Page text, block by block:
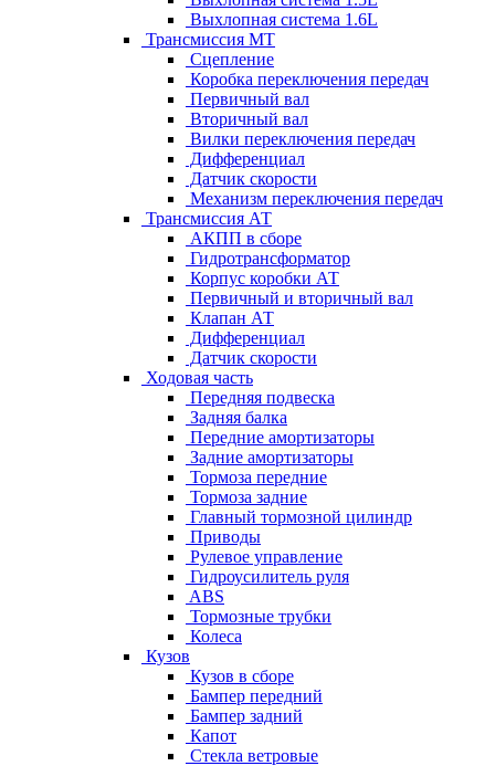
Выхлопная система 1.6L
Трансмиссия МТ
Сцепление
Коробка переключения передач
Первичный вал
Вторичный вал
Вилки переключения передач
Дифференциал
Датчик скорости
Механизм переключения передач
Трансмиссия АТ
АКПП в сборе
Гидротрансформатор
Корпус коробки АТ
Первичный и вторичный вал
Клапан АТ
Дифференциал
Датчик скорости
Ходовая часть
Передняя подвеска
Задняя балка
Передние амортизаторы
Задние амортизаторы
Тормоза передние
Тормоза задние
Главный тормозной цилиндр
Приводы
Рулевое управление
Гидроусилитель руля
ABS
Тормозные трубки
Колеса
Кузов
Кузов в сборе
Бампер передний
Бампер задний
Капот
Стекла ветровые